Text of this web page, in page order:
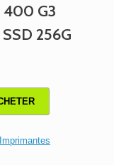
400 G3
256G